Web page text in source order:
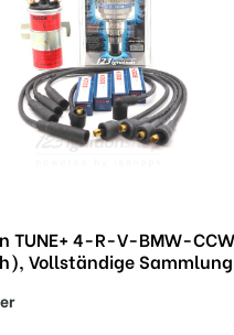
TUNE+ 4-R-V-BMW-CCW
Vollständige Sammlung